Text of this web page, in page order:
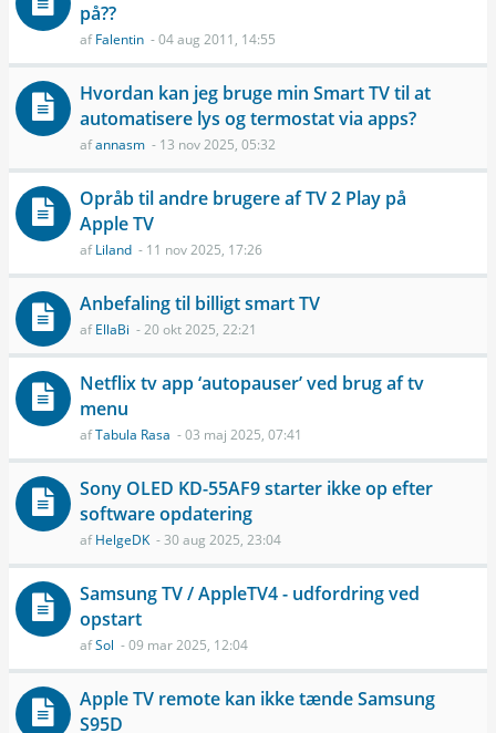
på??
afFalentin - 04 aug 2011, 14:55
Hvordan kan jeg bruge min Smart TV til at
automatisere lys og termostat via apps?
afannasm - 13 nov 2025, 05:32
Opråb til andre brugere af TV 2 Play på
Apple TV
afLiland - 11 nov 2025, 17:26
Anbefaling til billigt smart TV
afEllaBi - 20 okt 2025, 22:21
Netflix tv app ‘autopauser’ ved brug af tv
menu
afTabula Rasa - 03 maj 2025, 07:41
Sony OLED KD-55AF9 starter ikke op efter
software opdatering
afHelgeDK - 30 aug 2025, 23:04
Samsung TV / AppleTV4 - udfordring ved
opstart
afSol - 09 mar 2025, 12:04
Apple TV remote kan ikke tænde Samsung
S95D